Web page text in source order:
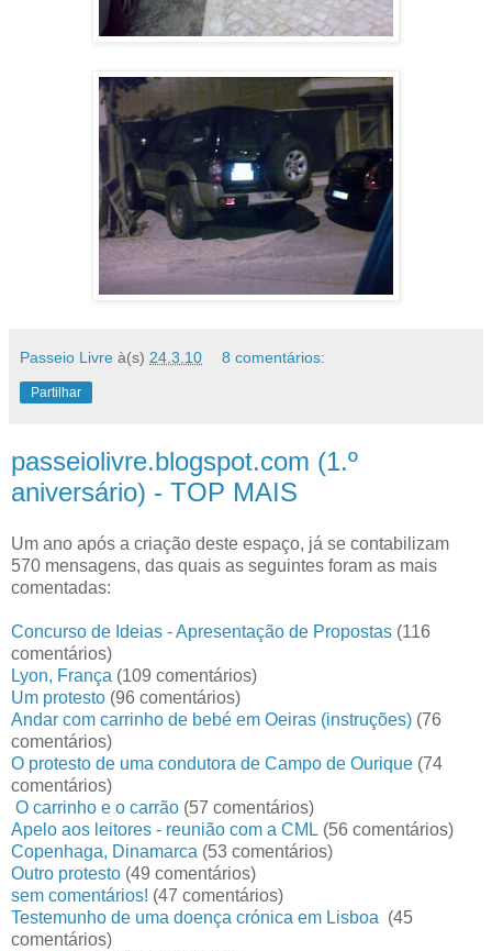
Passeio Livre à(s) 24.3.10 8 comentários:
Partilhar
passeiolivre.blogspot.com (1.º
aniversário) - TOP MAIS
Um ano após a criação deste espaço, já se contabilizam
570 mensagens, das quais as seguintes foram as mais
comentadas:
Concurso de Ideias - Apresentação de Propostas (116
comentários)
Lyon, França (109 comentários)
Um protesto (96 comentários)
Andar com carrinho de bebé em Oeiras (instruções) (76
comentários)
O protesto de uma condutora de Campo de Ourique (74
comentários)
O carrinho e o carrão (57 comentários)
Apelo aos leitores - reunião com a CML (56 comentários)
Copenhaga, Dinamarca (53 comentários)
Outro protesto (49 comentários)
sem comentários! (47 comentários)
Testemunho de uma doença crónica em Lisboa (45
comentários)